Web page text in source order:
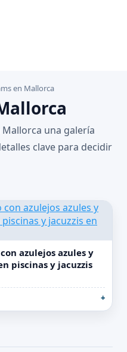
en Mallorca
una galería
clave para decidir
azulejos azules y
piscinas y jacuzzis